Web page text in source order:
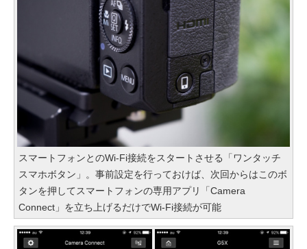
スマートフォンとのWi-Fi接続をスタートさせる「ワンタッチ
スマホボタン」。事前設定を行っておけば、次回からはこのボ
タンを押してスマートフォンの専用アプリ「Camera
Connect」を立ち上げるだけでWi-Fi接続が可能